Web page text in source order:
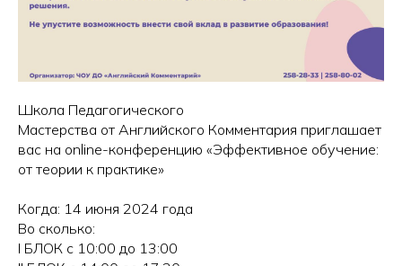
Школа Педагогического
Мастерства от Английского Комментария приглашает
вас на online-конференцию «Эффективное обучение:
от теории к практике»
Когда: 14 июня 2024 года
Во сколько:
I БЛОК с 10:00 до 13:00